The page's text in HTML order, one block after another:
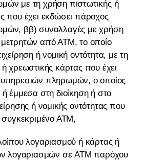
με τη χρήση πιστωτικής ή
που έχει εκδώσει πάροχος
ββ) συναλλαγές με χρήση
από ΑΤΜ, το οποίο
ή νομική οντότητα, με τη
χρεωστικής κάρτας που έχει
πληρωμών, ο οποίος
έμμεσα στη διοίκηση ή στο
ή νομικής οντότητας που
συγκεκριμένο ΑΤΜ,
λογαριασμού ή κάρτας ή
λογαριασμών σε ATM παρόχου